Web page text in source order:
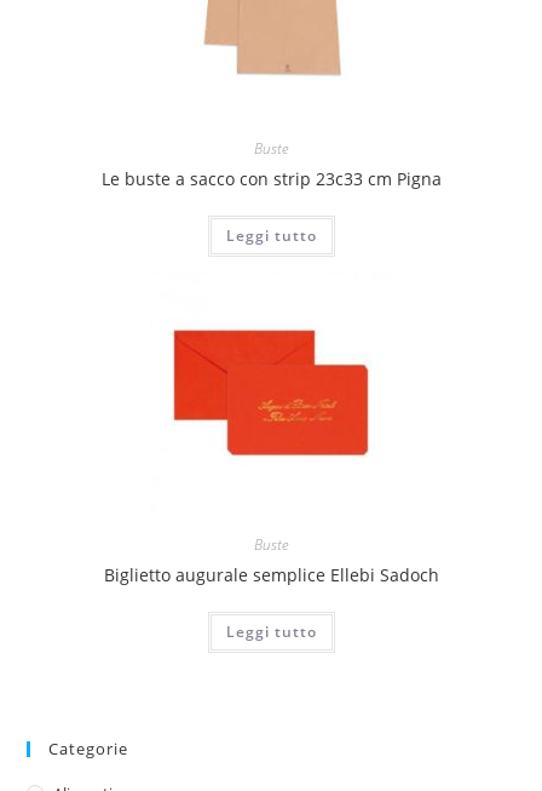
Buste
Le buste a sacco con strip 23c33 cm Pigna
Leggi tutto
Buste
Biglietto augurale semplice Ellebi Sadoch
Leggi tutto
Categorie